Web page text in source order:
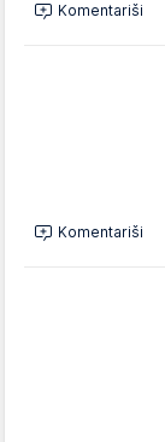
Komentariši
Komentariši